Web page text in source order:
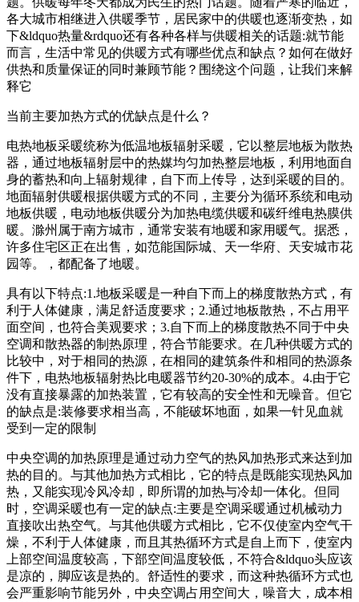
各大城市相继进入供暖季节，居民家中的供暖也逐渐变热，如
下&ldquo热量&rdquo还有各种各样与供暖相关的话题:就节能
而言，生活中常见的供暖方式有哪些优点和缺点？如何在做好
供热和质量保证的同时兼顾节能？围绕这个问题，让我们来解
释它
当前主要加热方式的优缺点是什么？
电热地板采暖统称为低温地板辐射采暖，它以整层地板为散热
器，通过地板辐射层中的热媒均匀加热整层地板，利用地面自
身的蓄热和向上辐射规律，自下而上传导，达到采暖的目的。
地面辐射供暖根据供暖方式的不同，主要分为循环系统和电动
地板供暖，电动地板供暖分为加热电缆供暖和碳纤维电热膜供
暖。滁州属于南方城市，通常安装有地暖和家用暖气。据悉，
许多住宅区正在出售，如范能国际城、天一华府、天安城市花
园等。，都配备了地暖。
具有以下特点:1.地板采暖是一种自下而上的梯度散热方式，有
利于人体健康，满足舒适度要求；2.通过地板散热，不占用平
面空间，也符合美观要求；3.自下而上的梯度散热不同于中央
空调和散热器的制热原理，符合节能要求。在几种供暖方式的
比较中，对于相同的热源，在相同的建筑条件和相同的热源条
件下，电热地板辐射热比电暖器节约20-30%的成本。4.由于它
没有直接暴露的加热装置，它有较高的安全性和无噪音。但它
的缺点是:装修要求相当高，不能破坏地面，如果一针见血就
受到一定的限制
中央空调的加热原理是通过动力空气的热风加热形式来达到加
热的目的。与其他加热方式相比，它的特点是既能实现热风加
热，又能实现冷风冷却，即所谓的加热与冷却一体化。但同
时，空调采暖也有一定的缺点:主要是空调采暖通过机械动力
直接吹出热空气。与其他供暖方式相比，它不仅使室内空气干
燥，不利于人体健康，而且其热循环方式是自上而下，使室内
上部空间温度较高，下部空间温度较低，不符合&ldquo头应该
是凉的，脚应该是热的。舒适性的要求，而这种热循环方式也
会严重影响节能另外，中央空调占用空间大，噪音大，成本相